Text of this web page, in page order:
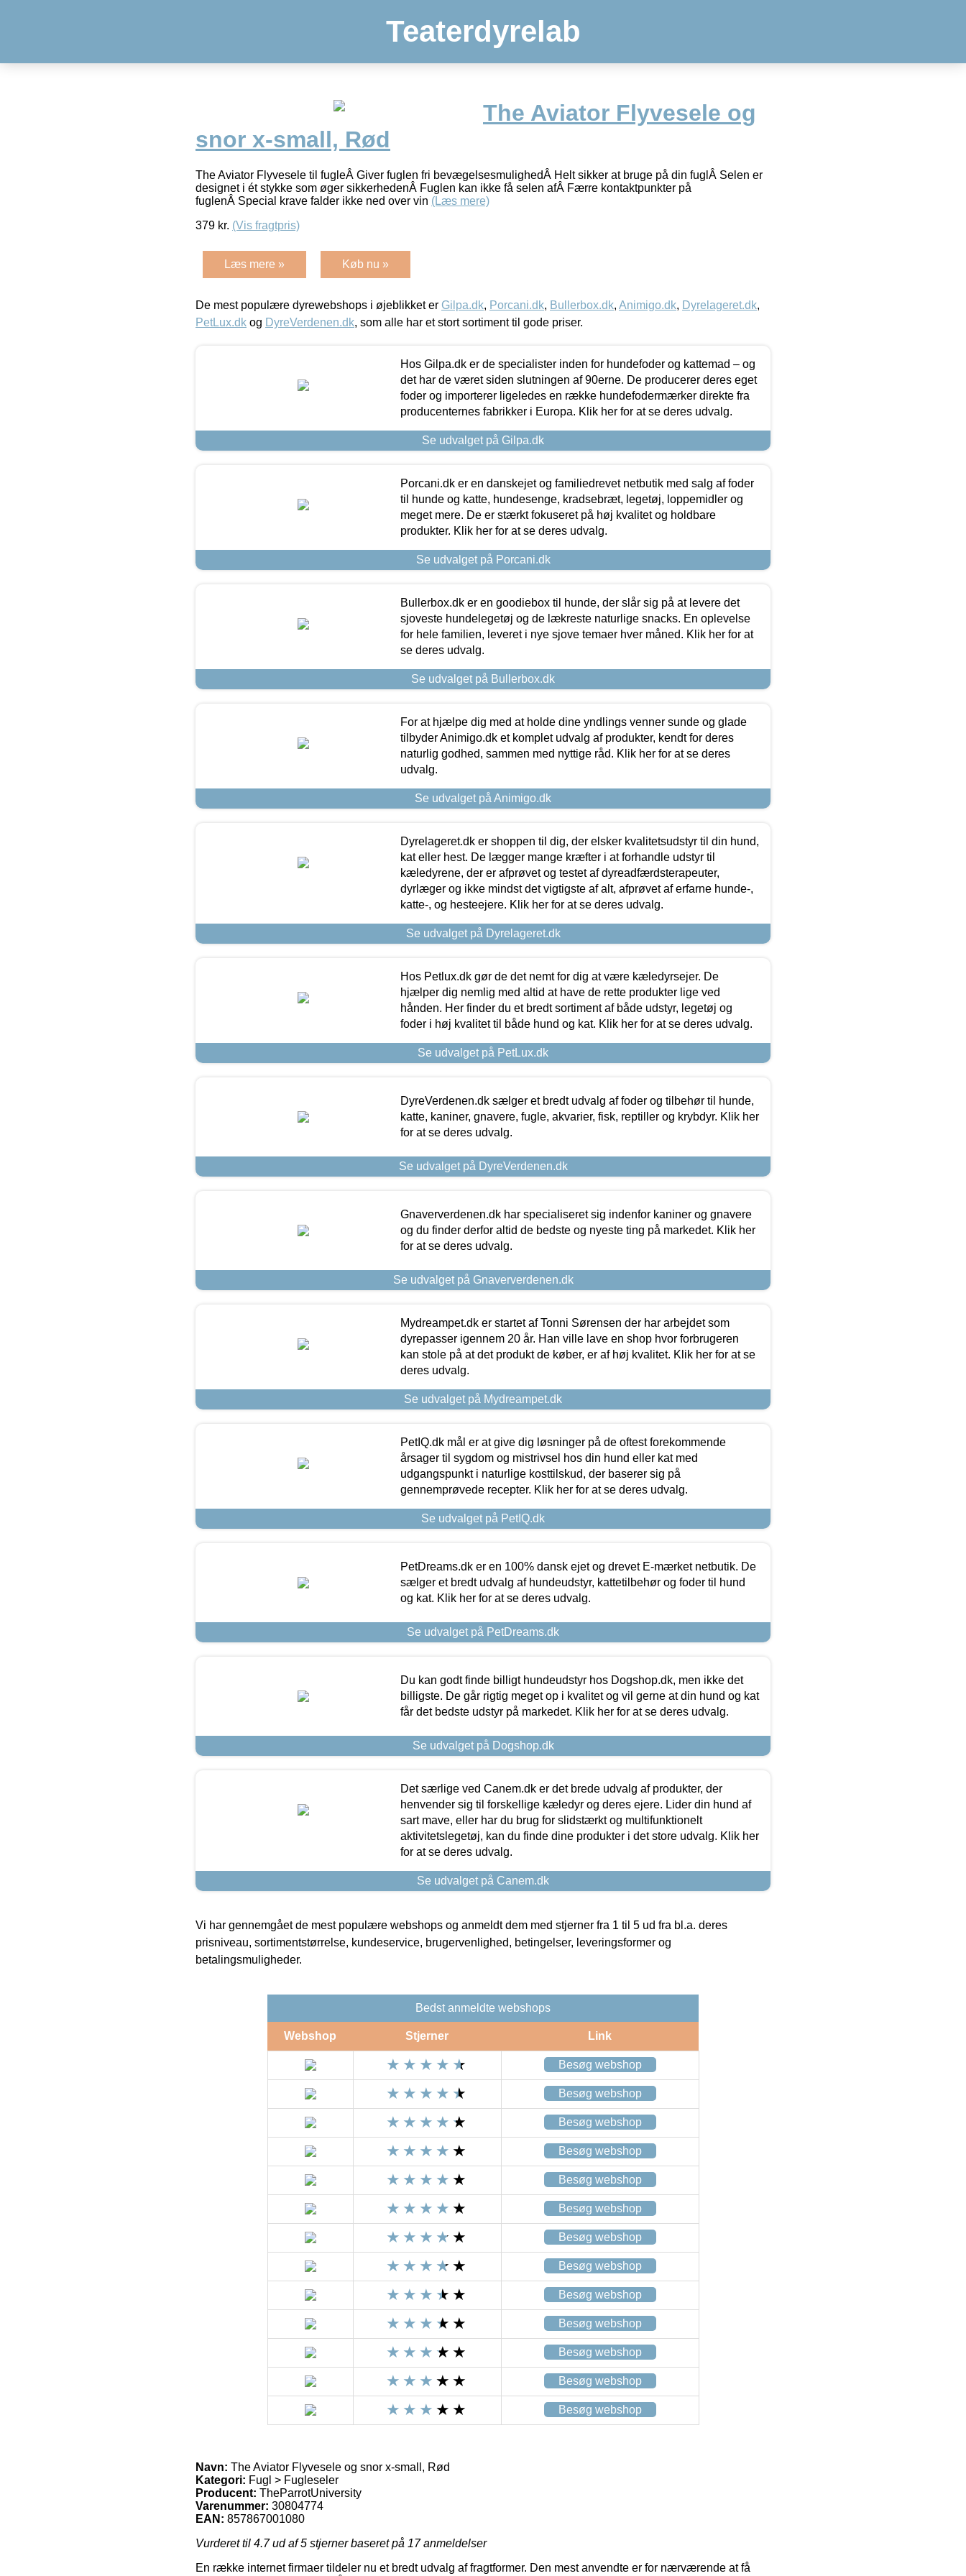
Teaterdyrelab
The Aviator Flyvesele og
snor x-small, Rød
The Aviator Flyvesele til fugleÂ Giver fuglen fri bevægelsesmulighedÂ Helt sikker at bruge på din fuglÂ Selen er
designet i ét stykke som øger sikkerhedenÂ Fuglen kan ikke få selen afÂ Færre kontaktpunkter på
fuglenÂ Special krave falder ikke ned over vin (Læs mere)
379 kr. (Vis fragtpris)
Læs mere » Køb nu »
De mest populære dyrewebshops i øjeblikket er Gilpa.dk, Porcani.dk, Bullerbox.dk, Animigo.dk, Dyrelageret.dk,
PetLux.dk og DyreVerdenen.dk, som alle har et stort sortiment til gode priser.
Hos Gilpa.dk er de specialister inden for hundefoder og kattemad – og
det har de været siden slutningen af 90erne. De producerer deres eget
foder og importerer ligeledes en række hundefodermærker direkte fra
producenternes fabrikker i Europa. Klik her for at se deres udvalg.
Se udvalget på Gilpa.dk
Porcani.dk er en danskejet og familiedrevet netbutik med salg af foder
til hunde og katte, hundesenge, kradsebræt, legetøj, loppemidler og
meget mere. De er stærkt fokuseret på høj kvalitet og holdbare
produkter. Klik her for at se deres udvalg.
Se udvalget på Porcani.dk
Bullerbox.dk er en goodiebox til hunde, der slår sig på at levere det
sjoveste hundelegetøj og de lækreste naturlige snacks. En oplevelse
for hele familien, leveret i nye sjove temaer hver måned. Klik her for at
se deres udvalg.
Se udvalget på Bullerbox.dk
For at hjælpe dig med at holde dine yndlings venner sunde og glade
tilbyder Animigo.dk et komplet udvalg af produkter, kendt for deres
naturlig godhed, sammen med nyttige råd. Klik her for at se deres
udvalg.
Se udvalget på Animigo.dk
Dyrelageret.dk er shoppen til dig, der elsker kvalitetsudstyr til din hund,
kat eller hest. De lægger mange kræfter i at forhandle udstyr til
kæledyrene, der er afprøvet og testet af dyreadfærdsterapeuter,
dyrlæger og ikke mindst det vigtigste af alt, afprøvet af erfarne hunde-,
katte-, og hesteejere. Klik her for at se deres udvalg.
Se udvalget på Dyrelageret.dk
Hos Petlux.dk gør de det nemt for dig at være kæledyrsejer. De
hjælper dig nemlig med altid at have de rette produkter lige ved
hånden. Her finder du et bredt sortiment af både udstyr, legetøj og
foder i høj kvalitet til både hund og kat. Klik her for at se deres udvalg.
Se udvalget på PetLux.dk
DyreVerdenen.dk sælger et bredt udvalg af foder og tilbehør til hunde,
katte, kaniner, gnavere, fugle, akvarier, fisk, reptiller og krybdyr. Klik her
for at se deres udvalg.
Se udvalget på DyreVerdenen.dk
Gnaververdenen.dk har specialiseret sig indenfor kaniner og gnavere
og du finder derfor altid de bedste og nyeste ting på markedet. Klik her
for at se deres udvalg.
Se udvalget på Gnaververdenen.dk
Mydreampet.dk er startet af Tonni Sørensen der har arbejdet som
dyrepasser igennem 20 år. Han ville lave en shop hvor forbrugeren
kan stole på at det produkt de køber, er af høj kvalitet. Klik her for at se
deres udvalg.
Se udvalget på Mydreampet.dk
PetIQ.dk mål er at give dig løsninger på de oftest forekommende
årsager til sygdom og mistrivsel hos din hund eller kat med
udgangspunkt i naturlige kosttilskud, der baserer sig på
gennemprøvede recepter. Klik her for at se deres udvalg.
Se udvalget på PetIQ.dk
PetDreams.dk er en 100% dansk ejet og drevet E-mærket netbutik. De
sælger et bredt udvalg af hundeudstyr, kattetilbehør og foder til hund
og kat. Klik her for at se deres udvalg.
Se udvalget på PetDreams.dk
Du kan godt finde billigt hundeudstyr hos Dogshop.dk, men ikke det
billigste. De går rigtig meget op i kvalitet og vil gerne at din hund og kat
får det bedste udstyr på markedet. Klik her for at se deres udvalg.
Se udvalget på Dogshop.dk
Det særlige ved Canem.dk er det brede udvalg af produkter, der
henvender sig til forskellige kæledyr og deres ejere. Lider din hund af
sart mave, eller har du brug for slidstærkt og multifunktionelt
aktivitetslegetøj, kan du finde dine produkter i det store udvalg. Klik her
for at se deres udvalg.
Se udvalget på Canem.dk
Vi har gennemgået de mest populære webshops og anmeldt dem med stjerner fra 1 til 5 ud fra bl.a. deres
prisniveau, sortimentstørrelse, kundeservice, brugervenlighed, betingelser, leveringsformer og
betalingsmuligheder.
Bedst anmeldte webshops
Webshop Stjerner Link
Besøg webshop
Besøg webshop
Besøg webshop
Besøg webshop
Besøg webshop
Besøg webshop
Besøg webshop
Besøg webshop
Besøg webshop
Besøg webshop
Besøg webshop
Besøg webshop
Besøg webshop
Navn: The Aviator Flyvesele og snor x-small, Rød
Kategori: Fugl > Fugleseler
Producent: TheParrotUniversity
Varenummer: 30804774
EAN: 857867001080
Vurderet til 4.7ud af 5 stjerner baseret på 17anmeldelser
En række internet firmaer tildeler nu et bredt udvalg af fragtformer. Den mest anvendte er for nærværende at få